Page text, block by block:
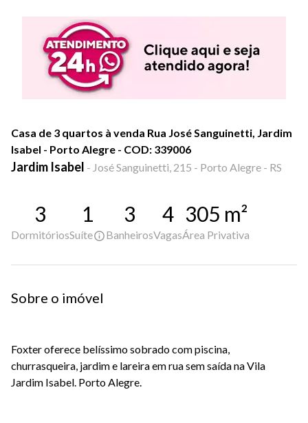
Casa de 3 quartos à venda Rua José Sanguinetti, Jardim
Isabel - Porto Alegre - COD: 339006
Jardim Isabel - José Sanguinetti, 215 - Porto Alegre - RS
3
Dormitórios
1
Suíte
3
Banheiros
4
Vagas
305 m²
Área Privativa
Sobre o imóvel
Foxter oferece belíssimo sobrado com piscina,
churrasqueira, jardim e lareira em rua sem saída na Vila
Jardim Isabel. Porto Alegre.